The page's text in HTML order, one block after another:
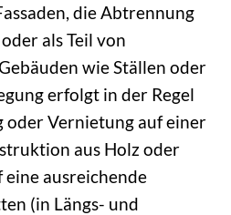
die Abtrennung
als Teil von
wie Ställen oder
erfolgt in der Regel
oder Vernietung auf einer
aus Holz oder
eine ausreichende
(in Längs- und